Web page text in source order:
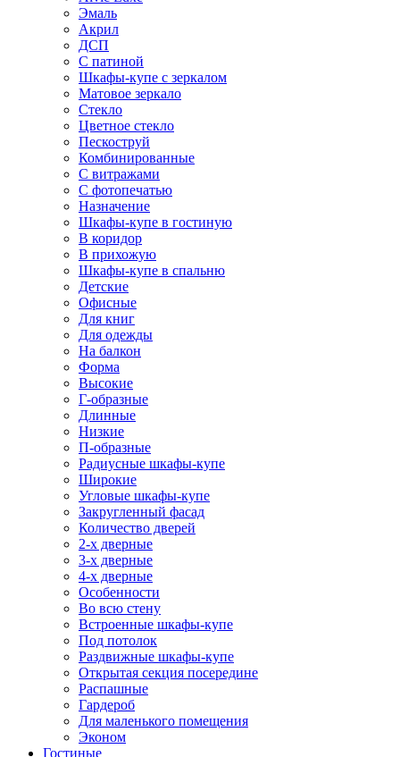
Эмаль
Акрил
ДСП
С патиной
Шкафы-купе с зеркалом
Матовое зеркало
Стекло
Цветное стекло
Пескоструй
Комбинированные
С витражами
С фотопечатью
Назначение
Шкафы-купе в гостиную
В коридор
В прихожую
Шкафы-купе в спальню
Детские
Офисные
Для книг
Для одежды
На балкон
Форма
Высокие
Г-образные
Длинные
Низкие
П-образные
Радиусные шкафы-купе
Широкие
Угловые шкафы-купе
Закругленный фасад
Количество дверей
2-х дверные
3-х дверные
4-х дверные
Особенности
Во всю стену
Встроенные шкафы-купе
Под потолок
Раздвижные шкафы-купе
Открытая секция посередине
Распашные
Гардероб
Для маленького помещения
Эконом
Гостиные